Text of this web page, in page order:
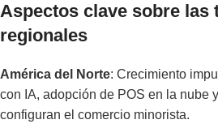
Aspectos clave sobre las
regionales
América del Norte: Crecimiento
con IA, adopción de POS en la nube
configuran el comercio minorista.